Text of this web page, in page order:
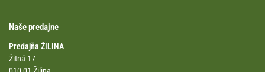
Naše predajne
Predajňa ŽILINA
Žitná 17